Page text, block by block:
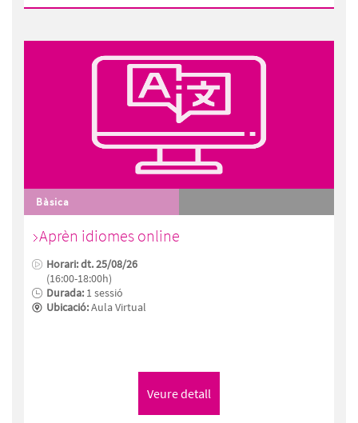
Bàsica
Aprèn idiomes online
Horari: dt. 25/08/26
(16:00-18:00h)
Durada: 1 sessió
Ubicació:Aula Virtual